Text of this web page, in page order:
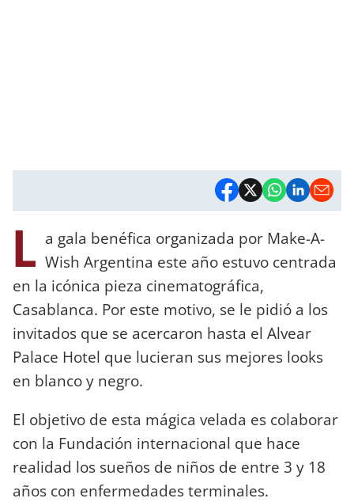
L a gala benéfica organizada por Make-A-
Wish Argentina este año estuvo centrada
en la icónica pieza cinematográfica,
Casablanca. Por este motivo, se le pidió a los
invitados que se acercaron hasta el Alvear
Palace Hotel que lucieran sus mejores looks
en blanco y negro.
El objetivo de esta mágica velada es colaborar
con la Fundación internacional que hace
realidad los sueños de niños de entre 3 y 18
años con enfermedades terminales.